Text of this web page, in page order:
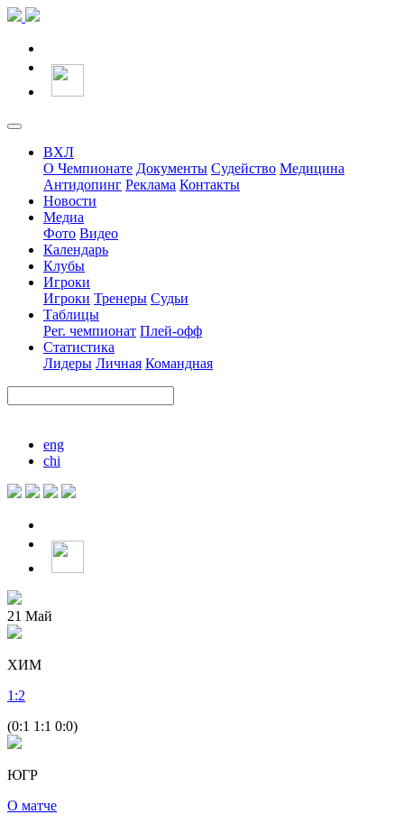
ВХЛ
О Чемпионате Документы Судейство Медицина
Антидопинг Реклама Контакты
Новости
Медиа
Фото Видео
Календарь
Клубы
Игроки
Игроки Тренеры Судьи
Таблицы
Рег. чемпионат Плей-офф
Статистика
Лидеры Личная Командная
eng
chi
21 Май
ХИМ
1 :2
(0:1 1:1 0:0)
ЮГР
О матче